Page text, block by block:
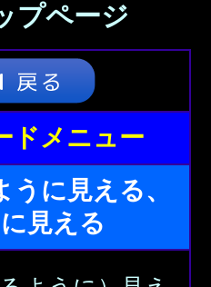
プページ
ドメニュー
うに見える、
見える